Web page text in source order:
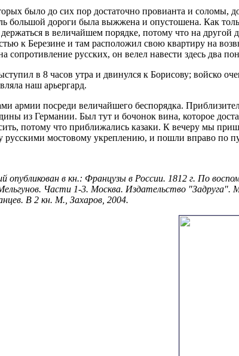
было до сих пор достаточно провианта и соломы,
большой дороги была выжжена и опустошена. Как
в величайшем порядке, потому что на другой
к Березине и там расположил свою квартиру на
сопротивление русских, он велел навести здесь два
в 8 часов утра и двинулся к Борисову; войско
наш арьергард.
армии посреди величайшего беспорядка.
из Германии. Был тут и бочонок вина, которое
потому что приближались казаки. К вечеру мы
русскими мостовому укреплению, и пошли вправо по
опубликован в кн.: Французы в России. 1812 г. По
Части 1-3. Москва. Издательство "Задруга".
В 2 кн. М., Захаров, 2004.